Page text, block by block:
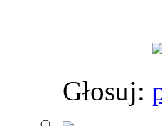
Głosuj: